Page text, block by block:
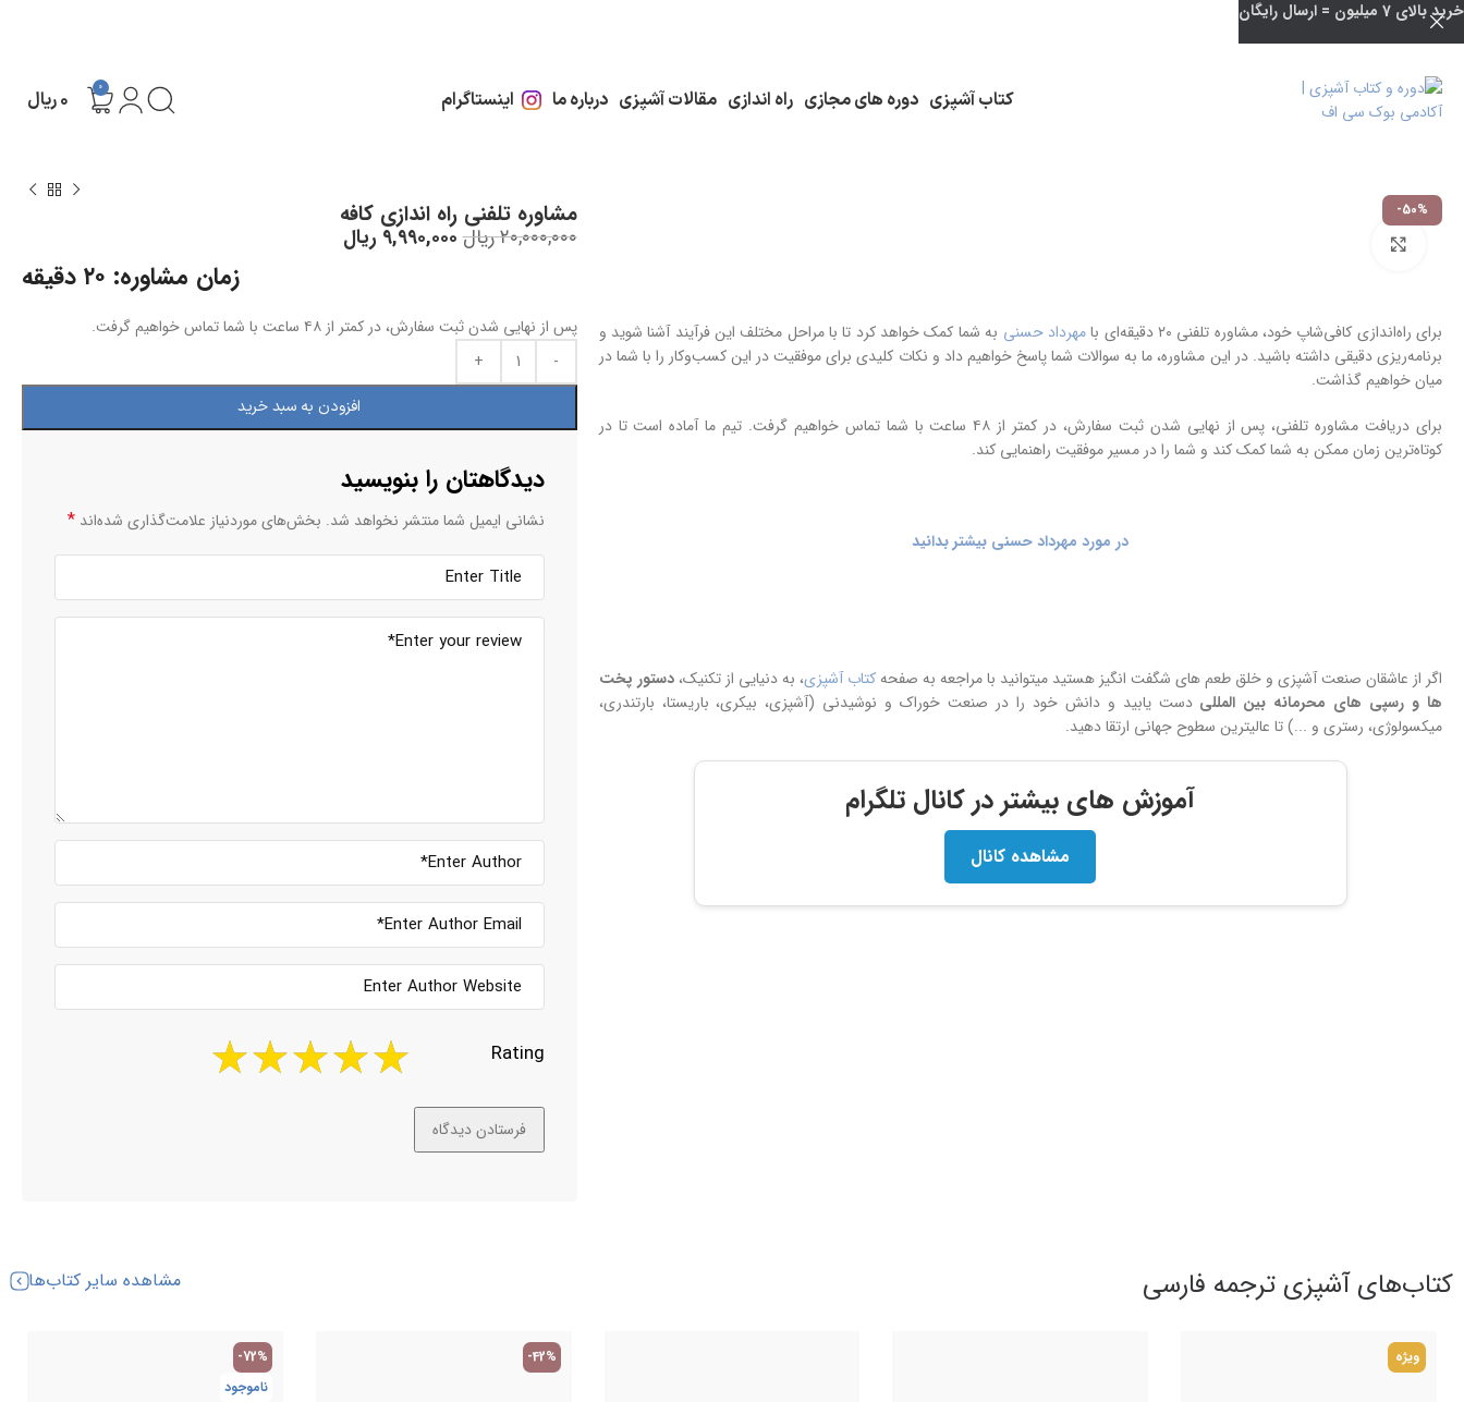
کتاب آشپزی دوره های مجازی راه اندازی مقالات آشپزی درباره ما اینستاگرام 0 ۰ریال
-50%
برای راه‌اندازی کافی‌شاپ خود، مشاوره تلفنی ۲۰ دقیقه‌ای با مهرداد حسنی به شما کمک خواهد کرد تا با مراحل مختلف این فرآیند آشنا شوید و
برنامه‌ریزی دقیقی داشته باشید. در این مشاوره، ما به سوالات شما پاسخ خواهیم داد و نکات کلیدی برای موفقیت در این کسب‌وکار را با شما در
میان خواهیم گذاشت.
برای دریافت مشاوره تلفنی، پس از نهایی شدن ثبت سفارش، در کمتر از ۴۸ ساعت با شما تماس خواهیم گرفت. تیم ما آماده است تا در
کوتاه‌ترین زمان ممکن به شما کمک کند و شما را در مسیر موفقیت راهنمایی کند.
در مورد مهرداد حسنی بیشتر بدانید
اگر از عاشقان صنعت آشپزی و خلق طعم های شگفت انگیز هستید میتوانید با مراجعه به صفحهکتاب آشپزی، به دنیایی از تکنیک،دستور پخت
ها و رسپی های محرمانه بین المللی دست یابید و دانش خود را در صنعت خوراک و نوشیدنی (آشپزی، بیکری، باریستا، بارتندری،
میکسولوژی، رستری و ...) تا عالیترین سطوح جهانی ارتقا دهید.
آموزش های بیشتر در کانال تلگرام
مشاهده کانال
مشاوره تلفنی راه اندازی کافه
۲۰,۰۰۰,۰۰۰ریال ۹,۹۹۰,۰۰۰ ریال
زمان مشاوره: ۲۰ دقیقه
پس از نهایی شدن ثبت سفارش، در کمتر از ۴۸ ساعت با شما تماس خواهیم گرفت.
افزودن به سبد خرید
دیدگاهتان را بنویسید
نشانی ایمیل شما منتشر نخواهد شد. بخش‌های موردنیاز علامت‌گذاری شده‌اند*
Rating
کتاب‌های آشپزی ترجمه فارسی مشاهده سایر کتاب‌ها
ویژه -42%
-72%
ناموجود
خرید بالای 7 میلیون = ارسال رایگان